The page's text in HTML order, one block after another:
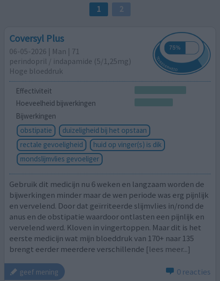
1 2
Coversyl Plus
06-05-2026 | Man | 71
perindopril / indapamide (5/1,25mg)
Hoge bloeddruk
Effectiviteit
Hoeveelheid bijwerkingen
Bijwerkingen
obstipatie
duizeligheid bij het opstaan
rectale gevoeligheid
huid op vinger(s) is dik
mondslijmvlies gevoeliger
Gebruik dit medicijn nu 6 weken en langzaam worden de
bijwerkingen minder maar de wen periode was erg pijnlijk
en vervelend. Door dat geïrriteerde slijmvlies in/rond de
anus en de obstipatie waardoor ontlasten een pijnlijk en
vervelend werd. Kloven in vingertoppen. Maar dit is het
eerste medicijn wat mijn bloeddruk van 170+ naar 135
brengt eerder meerdere verschillende [lees meer...]
geef mening 0 reacties